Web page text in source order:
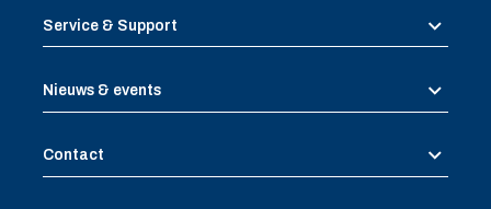
Service & Support
Nieuws & events
Contact